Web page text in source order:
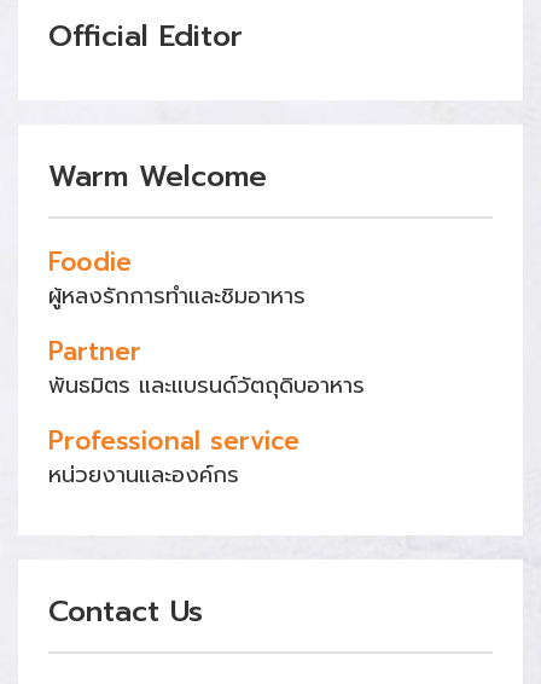
Official Editor
Warm Welcome
Foodie
ผู้หลงรักการทำและชิมอาหาร
Partner
พันธมิตร และแบรนด์วัตถุดิบอาหาร
Professional service
หน่วยงานและองค์กร
Contact Us